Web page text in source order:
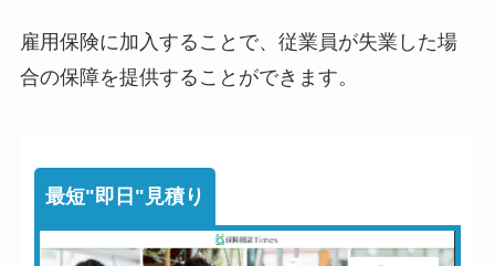
雇用保険に加入することで、従業員が失業した場
合の保障を提供することができます。
最短"即日"見積り